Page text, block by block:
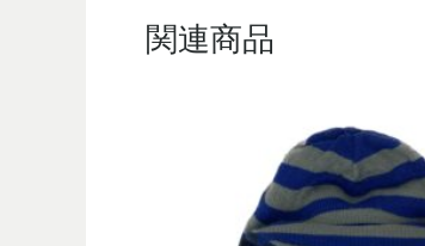
関連商品